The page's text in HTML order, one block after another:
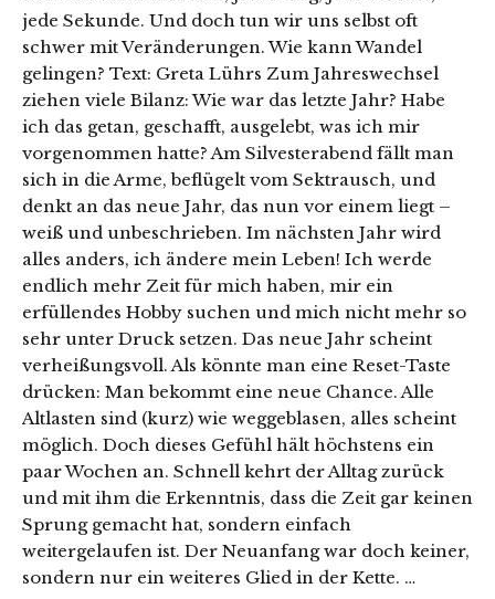
jede Sekunde. Und doch tun wir uns selbst oft
schwer mit Veränderungen. Wie kann Wandel
gelingen? Text: Greta Lührs Zum Jahreswechsel
ziehen viele Bilanz: Wie war das letzte Jahr? Habe
ich das getan, geschafft, ausgelebt, was ich mir
vorgenommen hatte? Am Silvesterabend fällt man
sich in die Arme, beflügelt vom Sektrausch, und
denkt an das neue Jahr, das nun vor einem liegt –
weiß und unbeschrieben. Im nächsten Jahr wird
alles anders, ich ändere mein Leben! Ich werde
endlich mehr Zeit für mich haben, mir ein
erfüllendes Hobby suchen und mich nicht mehr so
sehr unter Druck setzen. Das neue Jahr scheint
verheißungsvoll. Als könnte man eine Reset-Taste
drücken: Man bekommt eine neue Chance. Alle
Altlasten sind (kurz) wie weggeblasen, alles scheint
möglich. Doch dieses Gefühl hält höchstens ein
paar Wochen an. Schnell kehrt der Alltag zurück
und mit ihm die Erkenntnis, dass die Zeit gar keinen
Sprung gemacht hat, sondern einfach
weitergelaufen ist. Der Neuanfang war doch keiner,
sondern nur ein weiteres Glied in der Kette. …